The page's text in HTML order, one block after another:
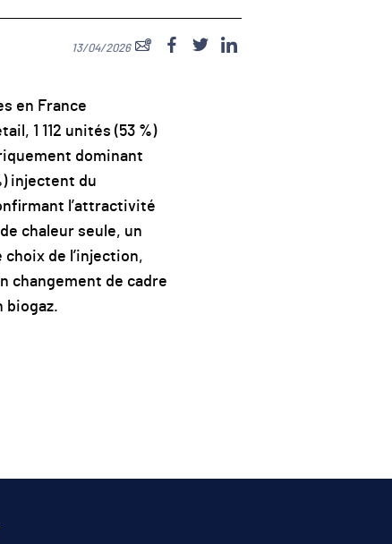
13/04/2026
en France
1 112 unités (53 %)
dominant
injectent du
l’attractivité
chaleur seule, un
de l’injection,
changement de cadre
biogaz.